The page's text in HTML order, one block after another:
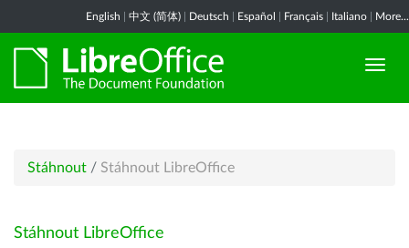
English 中文 (简体) Deutsch Español Français Italiano More...
Stáhnout / Stáhnout LibreOffice
Stáhnout LibreOffice